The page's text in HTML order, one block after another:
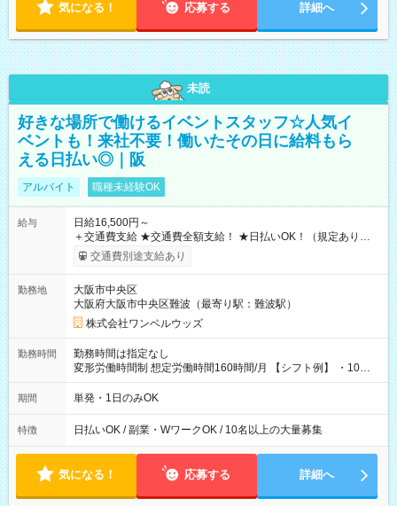
気になる！ 応募する 詳細へ
未読
好きな場所で働けるイベントスタッフ☆人気イ
ベントも！来社不要！働いたその日に給料もら
える日払い◎｜阪
アルバイト 職種未経験OK
給与
日給16,500円～
＋交通費支給 ★交通費全額支給！ ★日払いOK！（規定あり） ┗
働いたその日に現金GET♪ お仕事後はコンビニATMから 日払
交通費別途支給あり
勤務地
大阪市中央区
大阪府大阪市中央区難波（最寄り駅：難波駅）
株式会社ワンベルウッズ
勤務時間
勤務時間は指定なし
変形労働時間制 想定労働時間160時間/月 【シフト例】 ・10：
00～20：00
期間 単発・1日のみOK
特徴 日払いOK / 副業・WワークOK / 10名以上の大量募集
気になる！ 応募する 詳細へ